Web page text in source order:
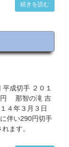
続きを読む
成切手 ２０１
円 那智の滝 吉
４年３月３日
伴い290円切手
ます。